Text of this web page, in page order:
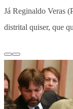
Já Reginaldo Veras
distrital quiser, que